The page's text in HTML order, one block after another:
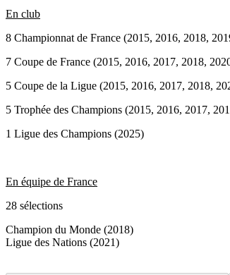
En club
8 Championnat de France (2015, 2016, 2018,
7 Coupe de France (2015, 2016, 2017, 2018,
5 Coupe de la Ligue (2015, 2016, 2017, 2018,
5 Trophée des Champions (2015, 2016, 2017,
1 Ligue des Champions (2025)
En équipe de France
28 sélections
Champion du Monde (2018)
Ligue des Nations (2021)